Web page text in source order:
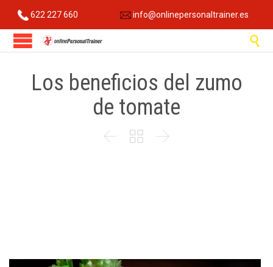
622 227 660 info@onlinepersonaltrainer.es

Los beneficios del zumo
de tomate
  